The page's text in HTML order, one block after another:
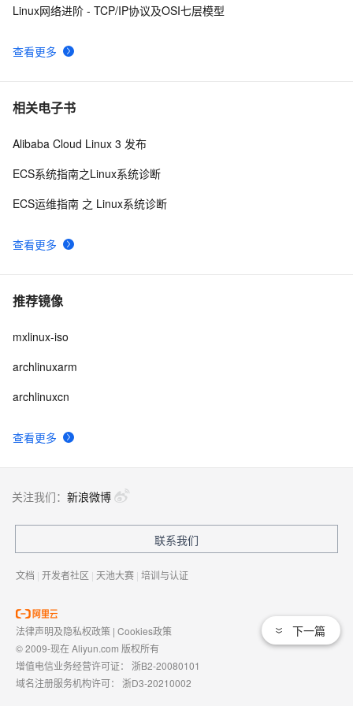
查看更多
Linux网络进阶 - TCP/IP协议及OSI七层模型
相关电子书
查看更多
Alibaba Cloud Linux 3 发布
ECS系统指南之Linux系统诊断
ECS运维指南 之 Linux系统诊断
推荐镜像
查看更多
mxlinux-iso
archlinuxarm
archlinuxcn
下一篇
关注我们： 新浪微博
联系我们
文档 | 开发者社区 | 天池大赛 | 培训与认证
法律声明及隐私权政策 | Cookies政策
© 2009-现在 Aliyun.com 版权所有
增值电信业务经营许可证： 浙B2-20080101
域名注册服务机构许可： 浙D3-20210002